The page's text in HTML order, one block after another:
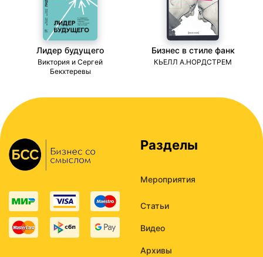
Лидер будущего
Виктория и Сергей
Бекхтеревы
Бизнес в стиле фанк
КЬЕЛЛ А.НОРДСТРЕМ
Разделы
Мероприятия
Статьи
Видео
Архивы